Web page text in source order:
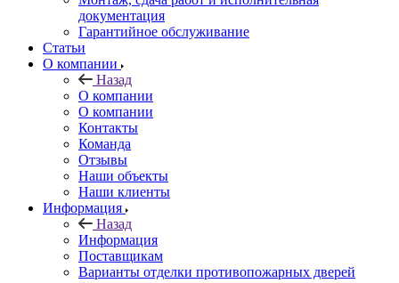
документация
Гарантийное обслуживание
Статьи
О компании
Назад
О компании
О компании
Контакты
Команда
Отзывы
Наши объекты
Наши клиенты
Информация
Назад
Информация
Поставщикам
Варианты отделки противопожарных дверей